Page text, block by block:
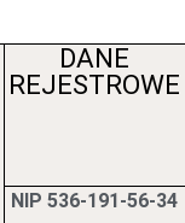
DANE
REJESTROWE
NIP 536-191-56-34